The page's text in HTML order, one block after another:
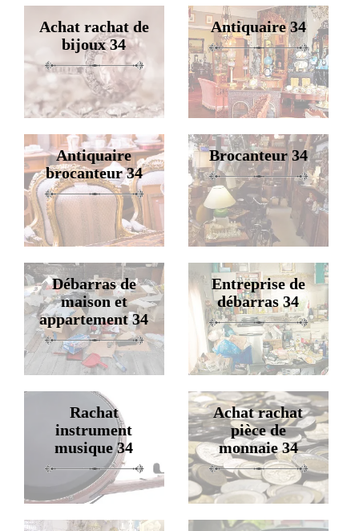
Achat rachat de
bijoux 34
Antiquaire 34
Antiquaire
brocanteur 34
Brocanteur 34
Débarras de
maison et
appartement 34
Entreprise de
débarras 34
Rachat
instrument
musique 34
Achat rachat
pièce de
monnaie 34